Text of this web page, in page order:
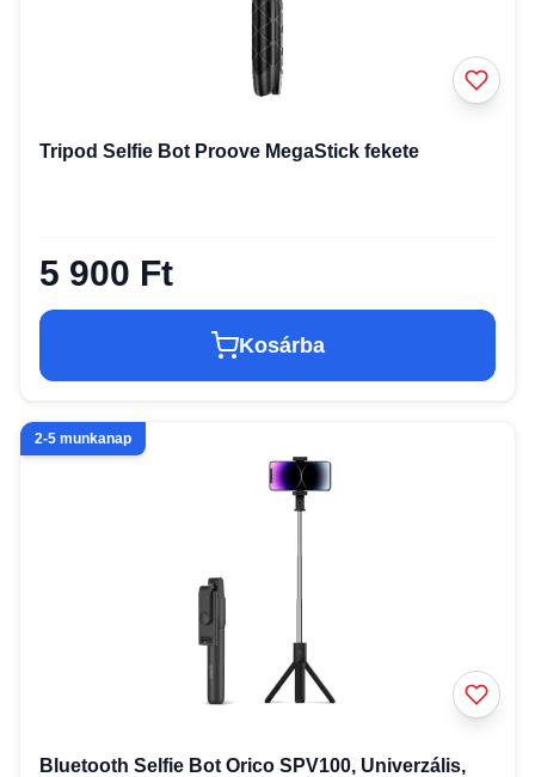
Tripod Selfie Bot Proove MegaStick fekete
5 900 Ft
Kosárba
2-5 munkanap
Bluetooth Selfie Bot Orico SPV100, Univerzális,